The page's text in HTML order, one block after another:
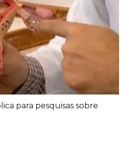
para pesquisas sobre